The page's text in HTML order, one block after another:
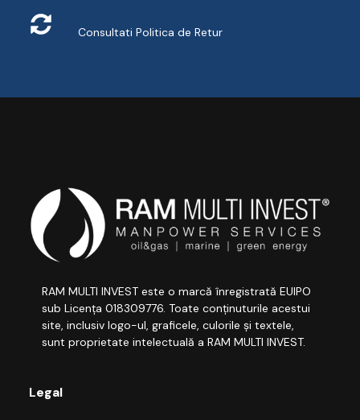
Consultati Politica de Retur
RAM MULTI INVEST este o marcă înregistrată EUIPO
sub Licența 018309776. Toate conținuturile acestui
site, inclusiv logo-ul, graficele, culorile și textele,
sunt proprietate intelectuală a RAM MULTI INVEST.
Legal